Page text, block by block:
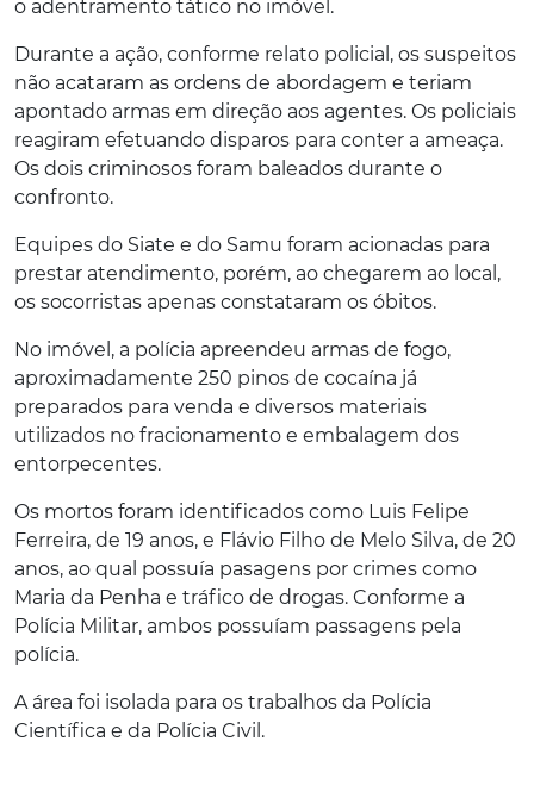
o adentramento tático no imóvel.
Durante a ação, conforme relato policial, os suspeitos
não acataram as ordens de abordagem e teriam
apontado armas em direção aos agentes. Os policiais
reagiram efetuando disparos para conter a ameaça.
Os dois criminosos foram baleados durante o
confronto.
Equipes do Siate e do Samu foram acionadas para
prestar atendimento, porém, ao chegarem ao local,
os socorristas apenas constataram os óbitos.
No imóvel, a polícia apreendeu armas de fogo,
aproximadamente 250 pinos de cocaína já
preparados para venda e diversos materiais
utilizados no fracionamento e embalagem dos
entorpecentes.
Os mortos foram identificados como Luis Felipe
Ferreira, de 19 anos, e Flávio Filho de Melo Silva, de 20
anos, ao qual possuía pasagens por crimes como
Maria da Penha e tráfico de drogas. Conforme a
Polícia Militar, ambos possuíam passagens pela
polícia.
A área foi isolada para os trabalhos da Polícia
Científica e da Polícia Civil.